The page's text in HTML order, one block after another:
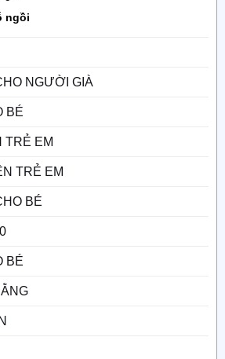
ngồi
NGƯỜI GIÀ
BÉ
TRẺ EM
TRẺ EM
BÉ
BÉ